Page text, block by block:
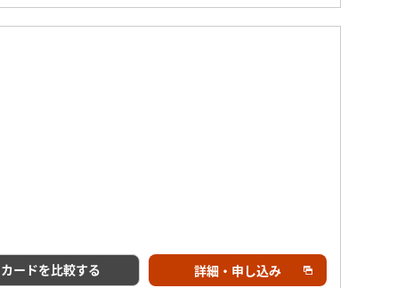
カードを比較する 詳細・申し込み